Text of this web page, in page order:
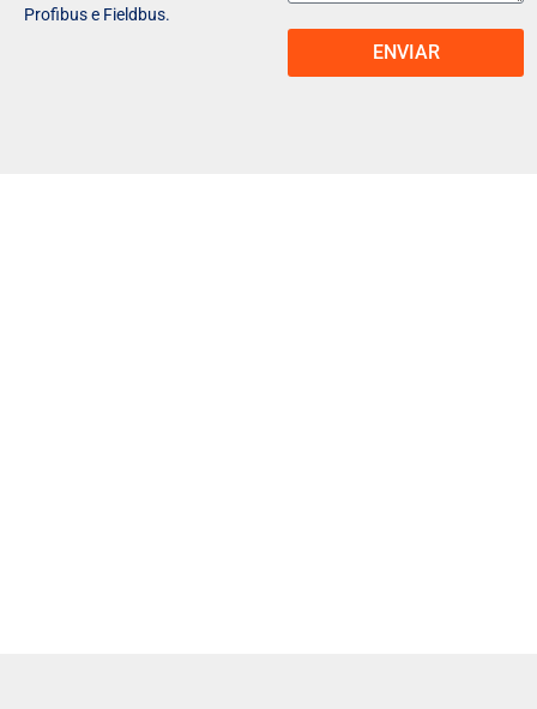
Profibus e Fieldbus.
ENVIAR